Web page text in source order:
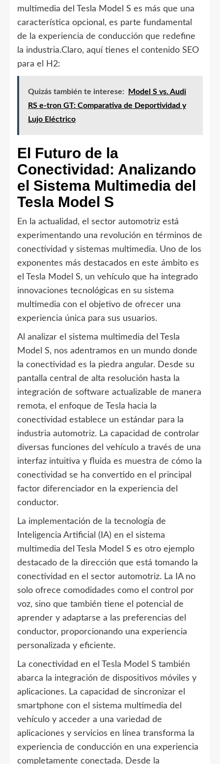
multimedia del Tesla Model S es más que una
característica opcional, es parte fundamental
de la experiencia de conducción que redefine
la industria.Claro, aquí tienes el contenido SEO
para el H2:
Quizás también te interese:
Model S vs. Audi
RS e-tron GT: Comparativa de Deportividad y
Lujo Eléctrico
El Futuro de la
Conectividad: Analizando
el Sistema Multimedia del
Tesla Model S
En la actualidad, el sector automotriz está
experimentando una revolución en términos de
conectividad y sistemas multimedia. Uno de los
exponentes más destacados en este ámbito es
el Tesla Model S, un vehículo que ha integrado
innovaciones tecnológicas en su sistema
multimedia con el objetivo de ofrecer una
experiencia única para sus usuarios.
Al analizar el sistema multimedia del Tesla
Model S, nos adentramos en un mundo donde
la conectividad es la piedra angular. Desde su
pantalla central de alta resolución hasta la
integración de software actualizable de manera
remota, el enfoque de Tesla hacia la
conectividad establece un estándar para la
industria automotriz. La capacidad de controlar
diversas funciones del vehículo a través de una
interfaz intuitiva y fluida es muestra de cómo la
conectividad se ha convertido en el principal
factor diferenciador en la experiencia del
conductor.
La implementación de la tecnología de
Inteligencia Artificial (IA) en el sistema
multimedia del Tesla Model S es otro ejemplo
destacado de la dirección que está tomando la
conectividad en el sector automotriz. La IA no
solo ofrece comodidades como el control por
voz, sino que también tiene el potencial de
aprender y adaptarse a las preferencias del
conductor, proporcionando una experiencia
personalizada y eficiente.
La conectividad en el Tesla Model S también
abarca la integración de dispositivos móviles y
aplicaciones. La capacidad de sincronizar el
smartphone con el sistema multimedia del
vehículo y acceder a una variedad de
aplicaciones y servicios en línea transforma la
experiencia de conducción en una experiencia
completamente conectada. Desde la